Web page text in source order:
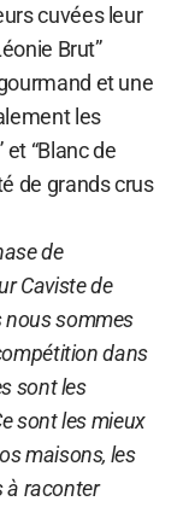
cuvées leur
Brut”
et une
les
et “Blanc de
de grands crus
de
Caviste de
nous sommes
dans
sont les
sont les mieux
maisons, les
à raconter